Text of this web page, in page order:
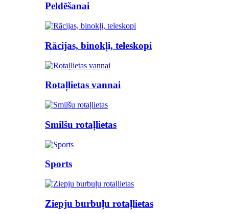
Peldēšanai
Rācijas, binokļi, teleskopi
Rotaļlietas vannai
Smilšu rotaļlietas
Sports
Ziepju burbuļu rotaļlietas